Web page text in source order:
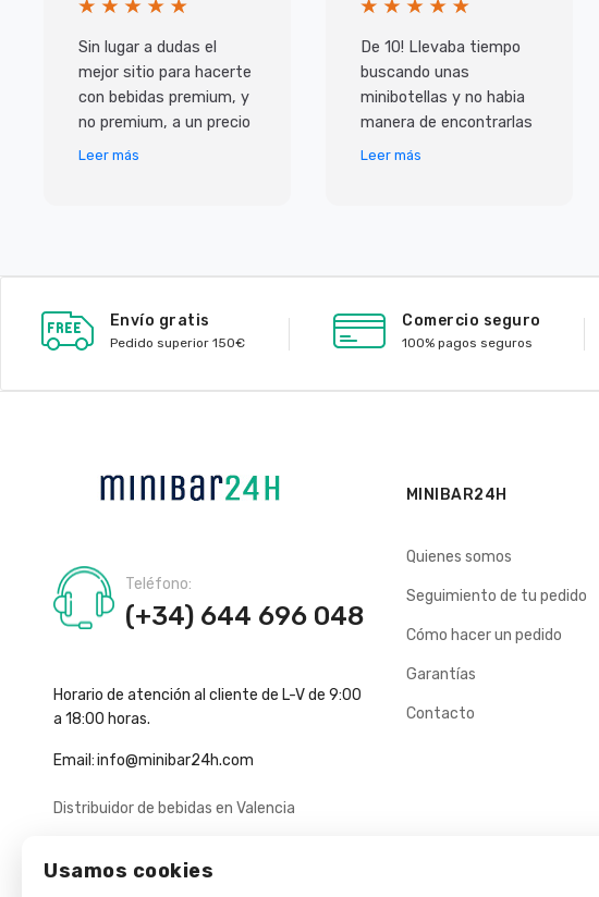
Usamos cookies
Sin lugar a dudas el
mejor sitio para hacerte
con bebidas premium, y
no premium, a un precio
inmejorable. Pero lo que
Leer más
De 10! Llevaba tiempo
buscando unas
minibotellas y no habia
manera de encontrarlas
y las que habian super
Leer más
Envío gratis
Pedido superior 150€
Comercio seguro
100% pagos seguros
Teléfono:
(+34) 644 696 048
Horario de atención al cliente de L-V de 9:00
a 18:00 horas.
Email:info@minibar24h.com
Distribuidor de bebidas en Valencia
MINIBAR24H
Quienes somos
Seguimiento de tu pedido
Cómo hacer un pedido
Garantías
Contacto